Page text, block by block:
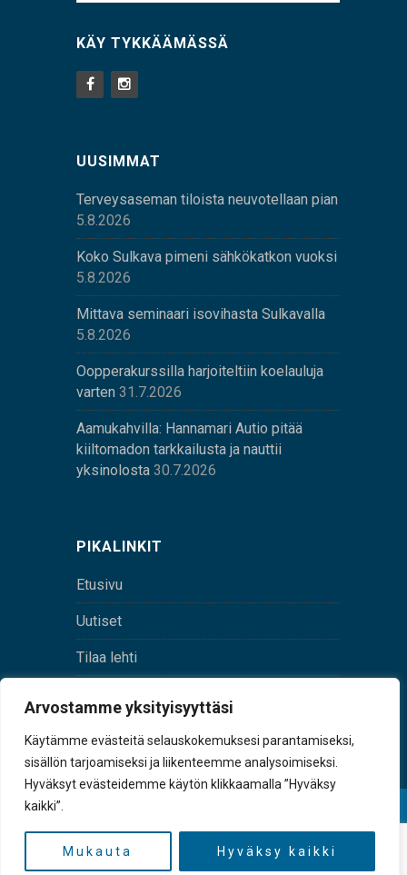
Arvostamme yksityisyyttäsi
Käytämme evästeitä selauskokemuksesi parantamiseksi,
sisällön tarjoamiseksi ja liikenteemme analysoimiseksi.
Hyväksyt evästeidemme käytön klikkaamalla ”Hyväksy
kaikki”.
Mukauta Hyväksy kaikki
KÄY TYKKÄÄMÄSSÄ
UUSIMMAT
Terveysaseman tiloista neuvotellaan pian
5.8.2026
Koko Sulkava pimeni sähkökatkon vuoksi
5.8.2026
Mittava seminaari isovihasta Sulkavalla
5.8.2026
Oopperakurssilla harjoiteltiin koelauluja
varten 31.7.2026
Aamukahvilla: Hannamari Autio pitää
kiiltomadon tarkkailusta ja nauttii
yksinolosta 30.7.2026
PIKALINKIT
Etusivu
Uutiset
Tilaa lehti
tunnus 0167229-8
TAKAISIN YLÖS